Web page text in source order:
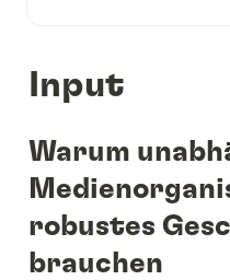
Input
Warum
robustes
brauchen